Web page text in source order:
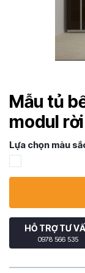
Mẫu tủ
modul
Lựa chọn màu
HỖ TRỢ TƯ
0978 566 535